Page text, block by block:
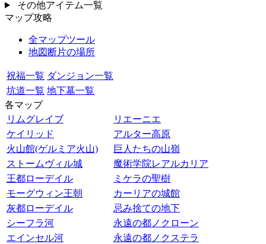
その他アイテム一覧
マップ攻略
全マップツール
地図断片の場所
祝福一覧 ダンジョン一覧
坑道一覧 地下墓一覧
各マップ
リムグレイブ
リエーニエ
ケイリッド
アルター高原
火山館(ゲルミア火山)
巨人たちの山嶺
ストームヴィル城
魔術学院レアルカリア
王都ローデイル
ミケラの聖樹
モーグウィン王朝
カーリアの城館
灰都ローデイル
忌み捨ての地下
シーフラ河
永遠の都ノクローン
エインセル河
永遠の都ノクステラ